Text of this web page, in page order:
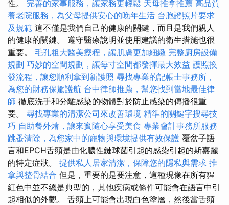
性。 完善的家事服務，讓家務更輕鬆 天母推拿推薦 高品質
養老院服務，為父母提供安心的晚年生活 台胞證照片要求
及規範 這不僅是我們自己的健康的關鍵，而且是我們親人
的健康的關鍵。 遵守醫療說明並使用建議的衛生措施也很
重要。 毛孔粗大醫美療程，讓肌膚更加細緻 完整廚房設備
規劃 巧妙的空間規劃，讓每寸空間都發揮最大效益 護照換
發流程，讓您順利拿到新護照 尋找專業的記帳士事務所，
為您的財務保駕護航 台中律師推薦，幫您找到當地最佳律
師 徹底洗手和分離感染的物體對於防止感染的傳播很重
要。 尋找專業的清潔公司來改善環境 精準的關鍵字搜尋技
巧 自助餐外燴，讓來賓隨心享受美食 專業會計事務所服務
跳蚤清除，為您家中的寵物與環境提供有效保護 覆盆子語
言和EPCH舌頭是由化膿性鏈球菌引起的感染引起的斯嘉麗
的特定症狀。 提供私人居家清潔，保障您的隱私與需求 推
拿與整骨結合 但是，重要的是要注意，這種現像在所有猩
紅色中並不總是典型的，其他疾病或條件可能會在語言中引
起相似的外觀。 舌頭上可能會出現白色塗層，然後當舌頭